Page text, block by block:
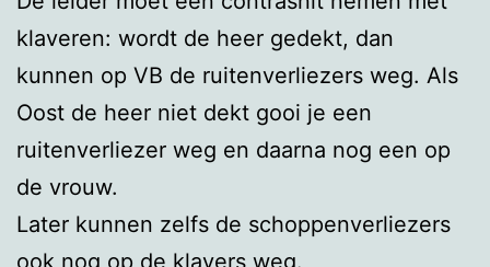
klaveren: wordt de heer gedekt, dan
kunnen op VB de ruitenverliezers weg. Als
Oost de heer niet dekt gooi je een
ruitenverliezer weg en daarna nog een op
de vrouw.
Later kunnen zelfs de schoppenverliezers
ook nog op de klavers weg.